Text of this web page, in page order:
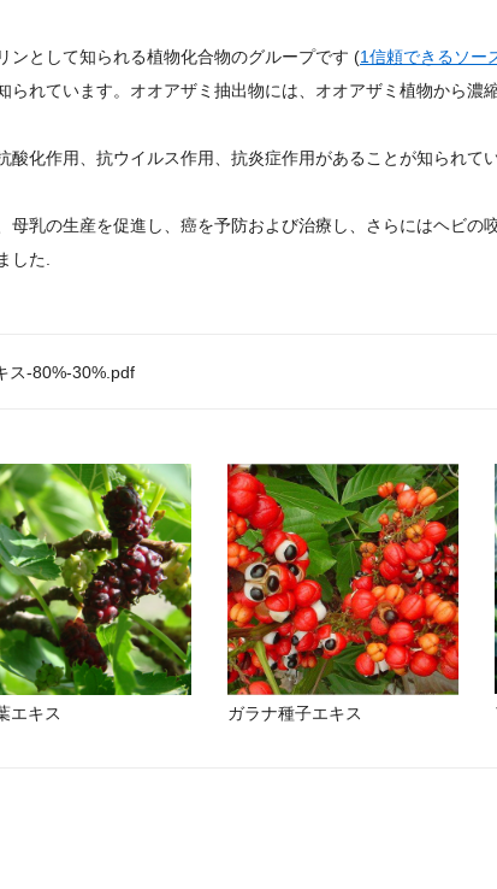
ンとして知られる植物化合物のグループです (1信頼できるソー
られています。オオアザミ抽出物には、オオアザミ植物から濃
酸化作用、抗ウイルス作用、抗炎症作用があることが知られて
母乳の生産を促進し、癌を予防および治療し、さらにはヘビの
した.
ス-80%-30%.pdf
エキス ガラナ種子エキス